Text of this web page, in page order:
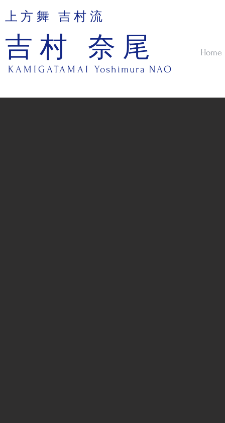
上方舞 吉村流
吉村 奈尾 Home
KAMIGATAMAI Yoshimura NAO